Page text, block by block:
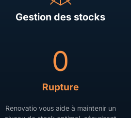
Gestion des stocks
0
Rupture
Renovatio vous aide à maintenir un